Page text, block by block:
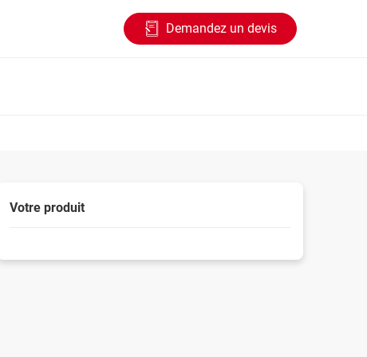
Demandez un devis
Votre produit